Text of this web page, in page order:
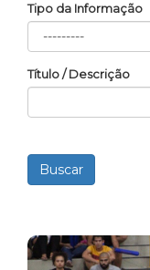
Tipo da Informação
Título / Descrição